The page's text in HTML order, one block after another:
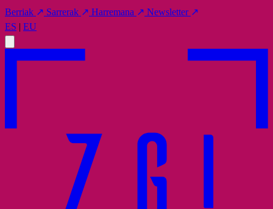
Berriak ↗ Sarrerak ↗ Harremana ↗ Newsletter ↗
ES | EU